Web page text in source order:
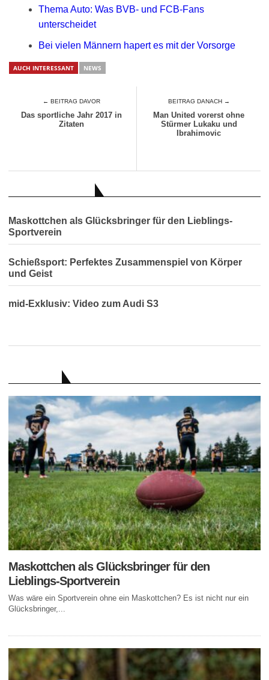
Thema Auto: Was BVB- und FCB-Fans
unterscheidet
Bei vielen Männern hapert es mit der Vorsorge
AUCH INTERESSANT NEWS
← BEITRAG DAVOR
Das sportliche Jahr 2017 in
Zitaten
BEITRAG DANACH →
Man United vorerst ohne
Stürmer Lukaku und
Ibrahimovic
Maskottchen als Glücksbringer für den Lieblings-
Sportverein
Schießsport: Perfektes Zusammenspiel von Körper
und Geist
mid-Exklusiv: Video zum Audi S3
Maskottchen als Glücksbringer für den
Lieblings-Sportverein
Was wäre ein Sportverein ohne ein Maskottchen? Es ist nicht nur ein
Glücksbringer,...